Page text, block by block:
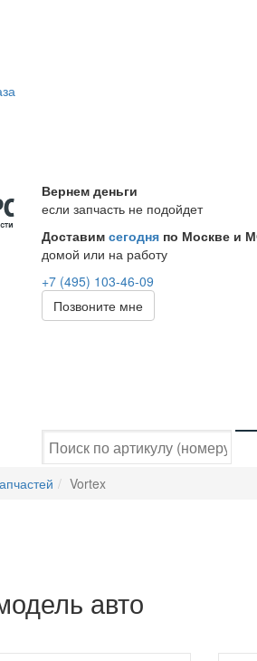
Вернем деньги
если запчасть не подойдет
Доставим сегодня по Москве и
домой или на работу
+7 (495) 103-46-09
Позвоните мне
Vortex
авто